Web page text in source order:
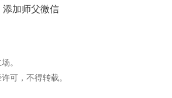
添加师父微信
。
可，不得转载。